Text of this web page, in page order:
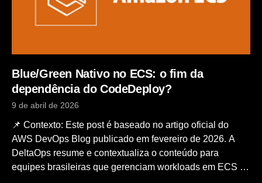
necessário, resultando em uma imagem de produção
menor e mais segura. Regras importantes: 3. docker-
Blue/Green Nativo no ECS: o fim da
dependência do CodeDeploy?
9 de abril de 2026
📌 Contexto: Este post é baseado no artigo oficial do
AWS DevOps Blog publicado em fevereiro de 2026. A
DeltaOps resume e contextualiza o conteúdo para
equipes brasileiras que gerenciam workloads em ECS na